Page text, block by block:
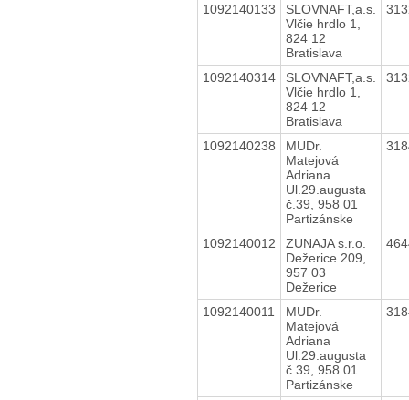
1092140133
SLOVNAFT,a.s.
Vlčie hrdlo 1,
824 12
Bratislava
1092140314
SLOVNAFT,a.s.
Vlčie hrdlo 1,
824 12
Bratislava
1092140238
MUDr.
Matejová
Adriana
Ul.29.augusta
č.39, 958 01
Partizánske
1092140012
ZUNAJA s.r.o.
Dežerice 209,
957 03
Dežerice
1092140011
MUDr.
Matejová
Adriana
Ul.29.augusta
č.39, 958 01
Partizánske